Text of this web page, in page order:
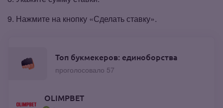
Нажмите на кнопку «Сделать ставку».
Топ букмекеров: единоборства
проголосовало 57
OLIMPBET